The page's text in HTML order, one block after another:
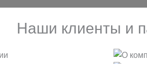
Наши клиенты и